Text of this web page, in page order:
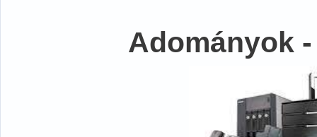
Adományok